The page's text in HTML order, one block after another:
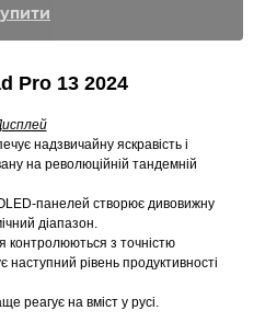
Pro 13 2024
надзвичайну яскравість і
на революційній тандемній
панелей створює дивовижну
діапазон.
контролюються з точністю
наступний рівень продуктивності
реагує на вміст у русі.